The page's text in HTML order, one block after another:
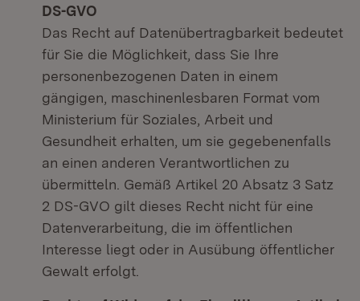
DS-GVO
Das Recht auf Datenübertragbarkeit bedeutet
für Sie die Möglichkeit, dass Sie Ihre
personenbezogenen Daten in einem
gängigen, maschinenlesbaren Format vom
Ministerium für Soziales, Arbeit und
Gesundheit erhalten, um sie gegebenenfalls
an einen anderen Verantwortlichen zu
übermitteln. Gemäß Artikel 20 Absatz 3 Satz
2 DS-GVO gilt dieses Recht nicht für eine
Datenverarbeitung, die im öffentlichen
Interesse liegt oder in Ausübung öffentlicher
Gewalt erfolgt.